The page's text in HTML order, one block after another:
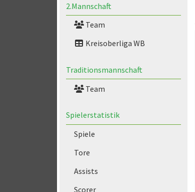
2.Mannschaft
Team
Kreisoberliga WB
Traditionsmannschaft
Team
Spielerstatistik
Spiele
Tore
Assists
Scorer